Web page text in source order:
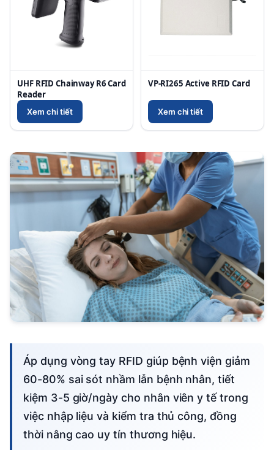
UHF RFID Chainway R6 Card
Reader
Xem chi tiết
VP-RI265 Active RFID Card
Xem chi tiết
Áp dụng vòng tay RFID giúp bệnh viện giảm
60-80% sai sót nhầm lẫn bệnh nhân, tiết
kiệm 3-5 giờ/ngày cho nhân viên y tế trong
việc nhập liệu và kiểm tra thủ công, đồng
thời nâng cao uy tín thương hiệu.